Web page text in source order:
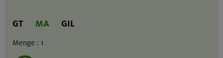
GT MA GIL
Menge : 1